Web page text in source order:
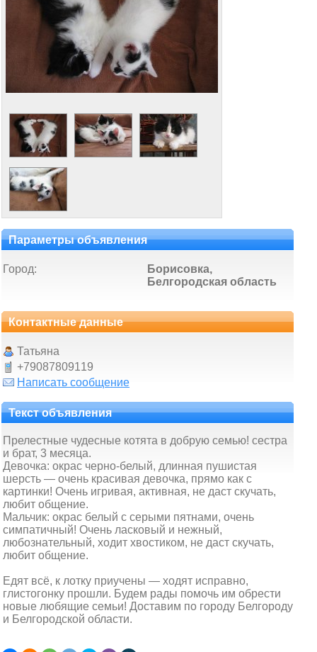
Параметры объявления
Город:
Борисовка,
Белгородская область
Контактные данные
Татьяна
+79087809119
Написать сообщение
Текст объявления
Прелестные чудесные котята в добрую семью! сестра
и брат, 3 месяца.
Девочка: окрас черно-белый, длинная пушистая
шерсть — очень красивая девочка, прямо как с
картинки! Очень игривая, активная, не даст скучать,
любит общение.
Мальчик: окрас белый с серыми пятнами, очень
симпатичный! Очень ласковый и нежный,
любознательный, ходит хвостиком, не даст скучать,
любит общение.
Едят всё, к лотку приучены — ходят исправно,
глистогонку прошли. Будем рады помочь им обрести
новые любящие семьи! Доставим по городу Белгороду
и Белгородской области.